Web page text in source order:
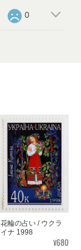
0
花輪の占い / ウクラ
イナ 1998
¥680